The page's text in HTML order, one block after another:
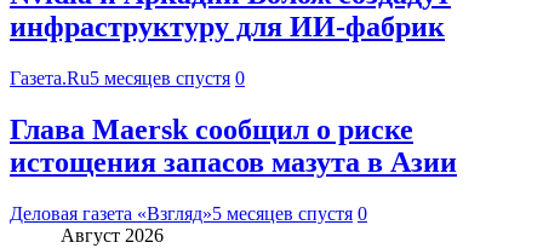
инфраструктуру для ИИ-фабрик
Газета.Ru5 месяцев спустя 0
Глава Maersk сообщил о риске
истощения запасов мазута в Азии
Деловая газета «Взгляд»5 месяцев спустя 0
Август 2026